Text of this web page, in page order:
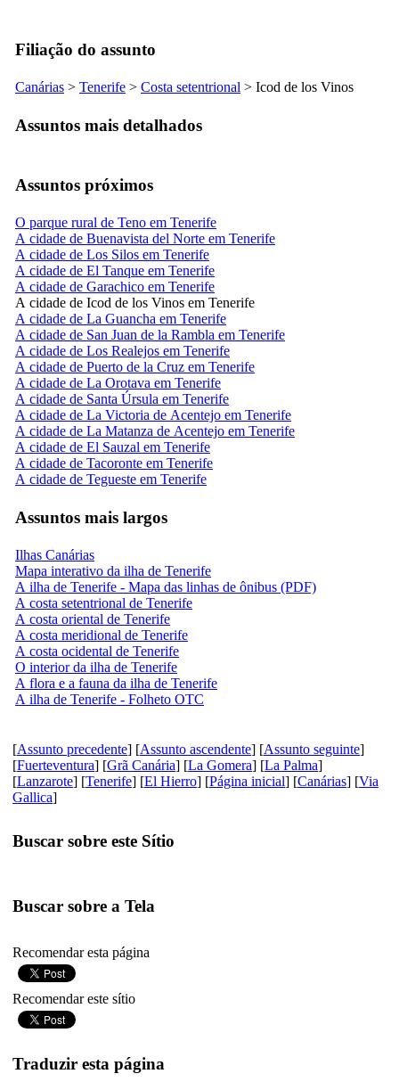
Filiação do assunto
Canárias > Tenerife > Costa setentrional > Icod de los Vinos
Assuntos mais detalhados
Assuntos próximos
O parque rural de Teno em Tenerife
A cidade de Buenavista del Norte em Tenerife
A cidade de Los Silos em Tenerife
A cidade de El Tanque em Tenerife
A cidade de Garachico em Tenerife
A cidade de Icod de los Vinos em Tenerife
A cidade de La Guancha em Tenerife
A cidade de San Juan de la Rambla em Tenerife
A cidade de Los Realejos em Tenerife
A cidade de Puerto de la Cruz em Tenerife
A cidade de La Orotava em Tenerife
A cidade de Santa Úrsula em Tenerife
A cidade de La Victoria de Acentejo em Tenerife
A cidade de La Matanza de Acentejo em Tenerife
A cidade de El Sauzal em Tenerife
A cidade de Tacoronte em Tenerife
A cidade de Tegueste em Tenerife
Assuntos mais largos
Ilhas Canárias
Mapa interativo da ilha de Tenerife
A ilha de Tenerife - Mapa das linhas de ônibus (PDF)
A costa setentrional de Tenerife
A costa oriental de Tenerife
A costa meridional de Tenerife
A costa ocidental de Tenerife
O interior da ilha de Tenerife
A flora e a fauna da ilha de Tenerife
A ilha de Tenerife - Folheto OTC
[Assunto precedente] [Assunto ascendente] [Assunto seguinte]
[Fuerteventura] [Grã Canária] [La Gomera] [La Palma]
[Lanzarote] [Tenerife] [El Hierro] [Página inicial] [Canárias] [Via
Gallica]
Buscar sobre este Sítio
Buscar sobre a Tela
Recomendar esta página
Recomendar este sítio
Traduzir esta página